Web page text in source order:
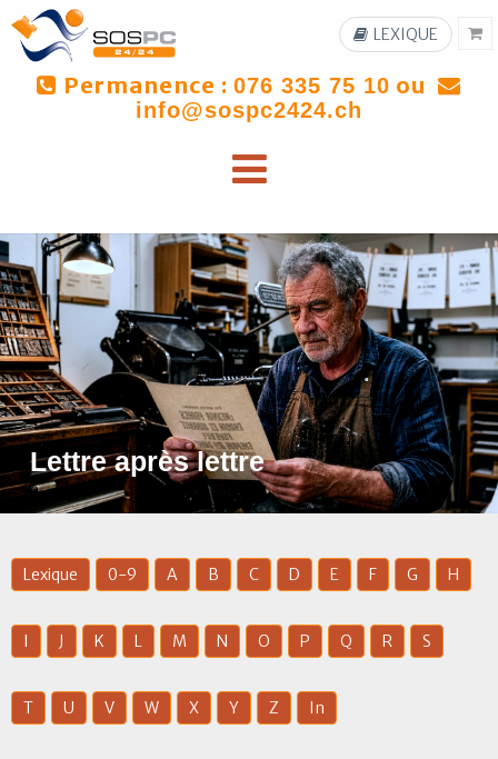
Permanence : 076 335 75 10 ou
info@sospc2424.ch
LEXIQUE
Lettre après lettre
Lexique 0-9 A B C D E F G H
I J K L M N O P Q R S
T U V W X Y Z In